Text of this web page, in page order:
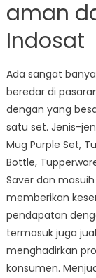
aman
Indosat
Ada sangat
beredar di
dengan yang
satu set. Jenis-
Mug Purple Set,
Bottle,
Saver dan
memberikan
pendapatan
termasuk juga
menghadirkan
konsumen.